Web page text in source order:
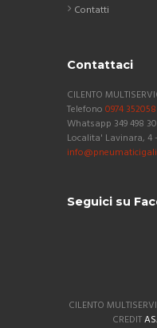
Contatti
Contattaci
CILENTO
Telefono 0974 352058
Whatsapp 349 498
Localita' Lavinara,
Seguici su
CILENTO
CREDIT